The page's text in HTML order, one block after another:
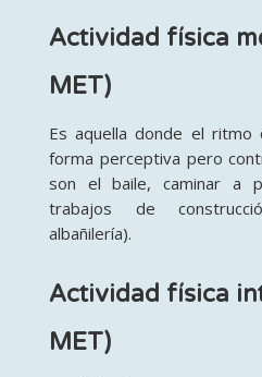
Actividad física
MET)
Es aquella donde el ritmo
forma perceptiva pero
son el baile, caminar a
trabajos de
albañilería).
Actividad física
MET)